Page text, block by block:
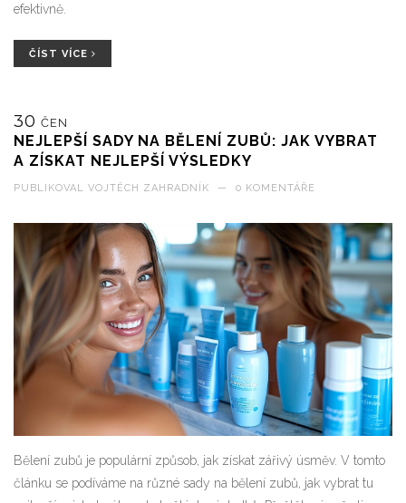
efektivně.
ČÍST VÍCE
30 ČEN
NEJLEPŠÍ SADY NA BĚLENÍ ZUBŮ: JAK VYBRAT
A ZÍSKAT NEJLEPŠÍ VÝSLEDKY
PUBLIKOVAL VOJTĚCH ZAHRADNÍK — 0 KOMENTÁŘE
Bělení zubů je populární způsob, jak získat zářivý úsměv. V tomto
článku se podíváme na různé sady na bělení zubů, jak vybrat tu